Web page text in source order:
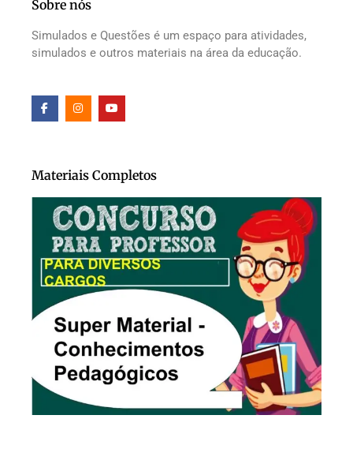
Sobre nós
Simulados e Questões é um espaço para atividades,
simulados e outros materiais na área da educação.
Materiais Completos